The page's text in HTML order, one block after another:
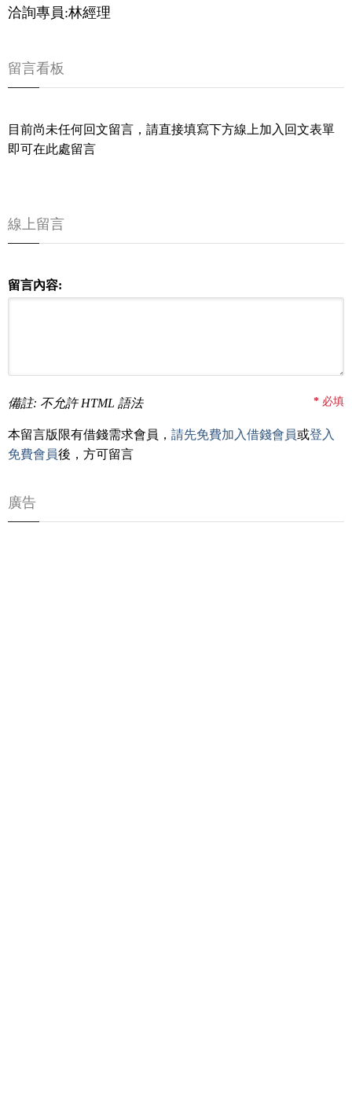
洽詢專員:林經理
留言看板
目前尚未任何回文留言，請直接填寫下方線上加入回文表單
即可在此處留言
線上留言
留言內容:
備註: 不允許 HTML 語法 * 必填
本留言版限有借錢需求會員， 請先免費加入借錢會員或登入
免費會員後，方可留言
廣告